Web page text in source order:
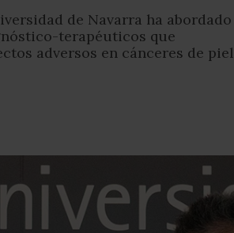
de Navarra ha abordado
terapéuticos que
adversos en cánceres de piel